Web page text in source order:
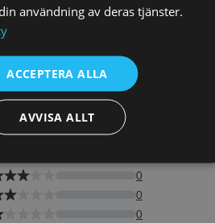
användning av deras tjänster.
ACCEPTERA ALLA
AVVISA ALLT